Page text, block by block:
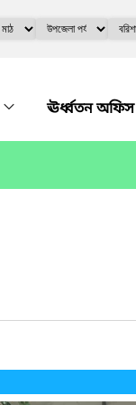
ঊর্ধ্বতন অফিস